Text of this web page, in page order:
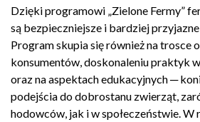
Dzięki programowi „Zielone Fermy”
są bezpieczniejsze i bardziej
Program skupia się również na trosce
konsumentów, doskonaleniu praktyk
oraz na aspektach edukacyjnych ─
podejścia do dobrostanu zwierząt,
hodowców, jak i w społeczeństwie. W